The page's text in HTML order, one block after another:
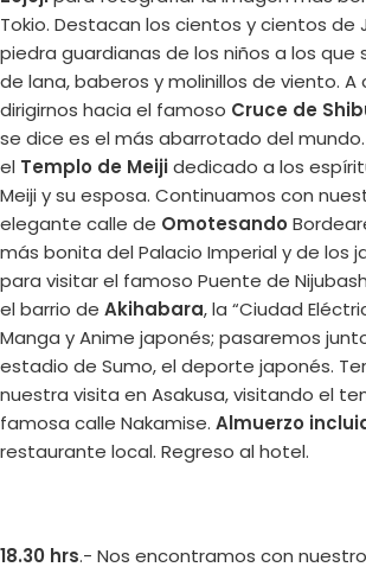
Tokio. Destacan los cientos y cientos de
piedra guardianas de los niños a los que
de lana, baberos y molinillos de viento. A
dirigirnos hacia el famoso Cruce de
se dice es el más abarrotado del
el Templo de Meijidedicado a los
Meiji y su esposa. Continuamos con
elegante calle de Omotesando
más bonita del Palacio Imperial y de los
para visitar el famoso Puente de
el barrio de Akihabara, la “Ciudad
Manga y Anime japonés; pasaremos
estadio de Sumo, el deporte japonés.
nuestra visita en Asakusa, visitando el
famosa calle Nakamise. Almuerzo
restaurante local. Regreso al hotel.
18.30 hrs.- Nos encontramos con